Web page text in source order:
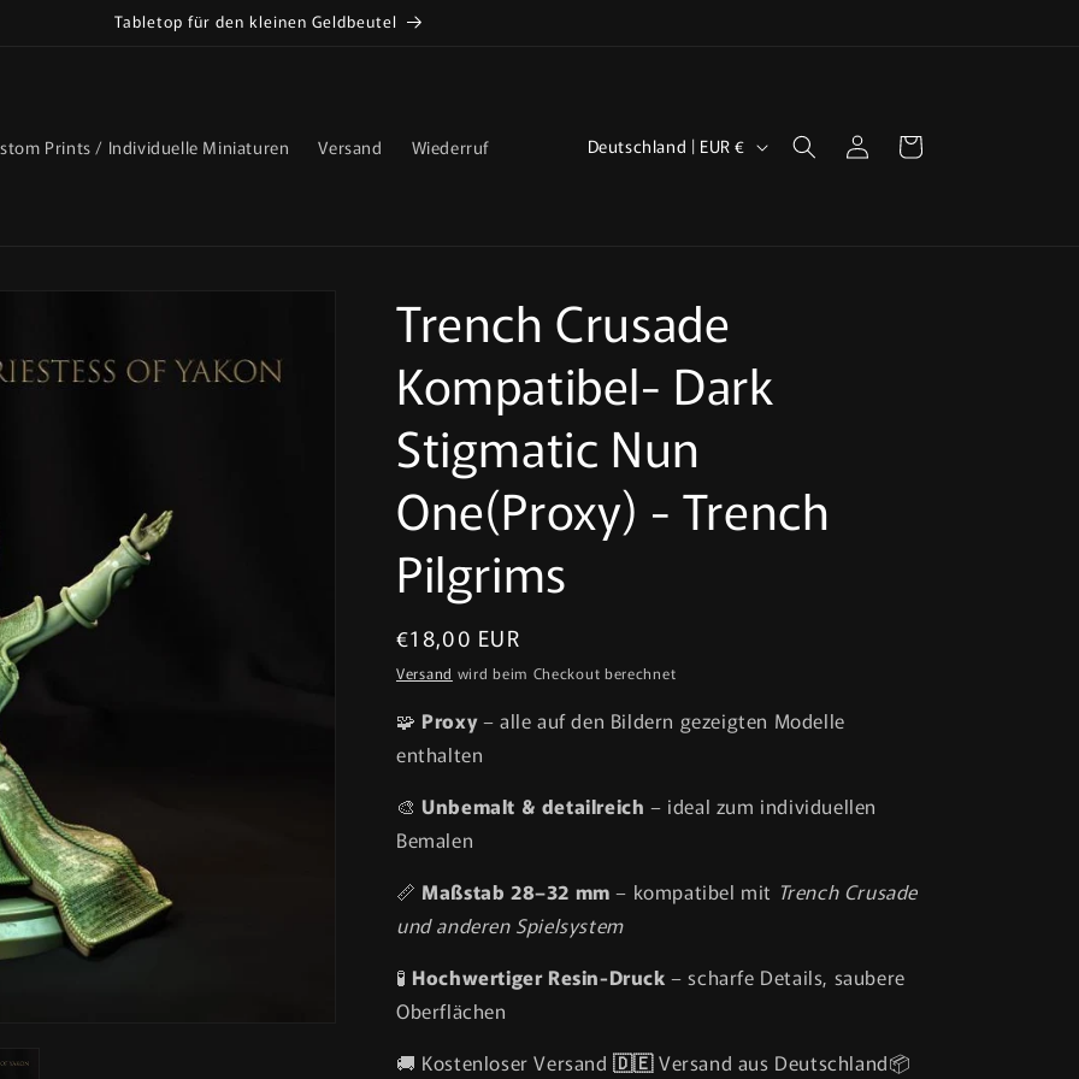
Tabletop für den kleinen Geldbeutel
Prints / Individuelle Miniaturen Versand Wiederruf
R
e
g
i
o
n
Deutschland | EUR € EinloggenWarenkorb
Trench Crusade
Kompatibel- Dark
Stigmatic Nun
One(Proxy) - Trench
Pilgrims
Normaler
Preis
€18,00 EUR
Versand wird beim Checkout berechnet
🧩 Proxy– alle auf den Bildern gezeigten Modelle
enthalten
🎨Unbemalt & detailreich – ideal zum individuellen
Bemalen
📏 Maßstab 28–32 mm – kompatibel mit Trench Crusade
und anderen Spielsystem
🧪 Hochwertiger Resin-Druck – scharfe Details, saubere
Oberflächen
🚚 Kostenloser Versand🇩🇪Versand aus Deutschland📦